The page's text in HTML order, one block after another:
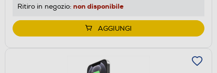
Ritiro in negozio: non disponibile
AGGIUNGI